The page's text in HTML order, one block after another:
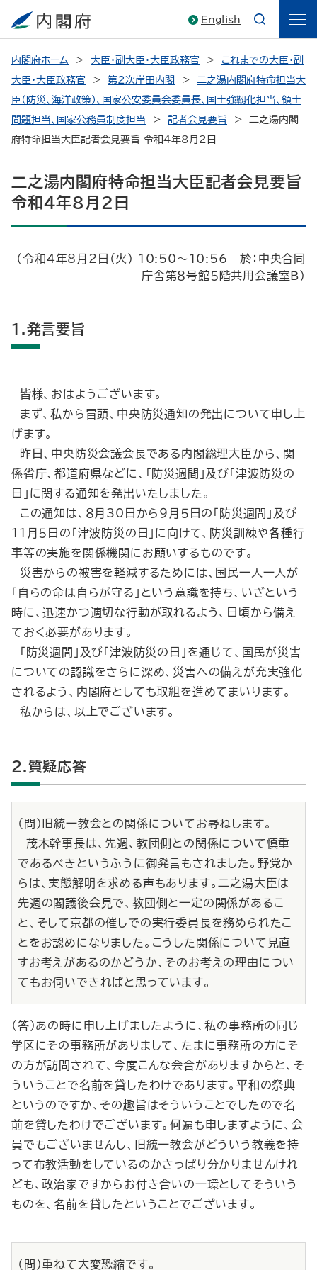
English
内閣府ホーム 大臣・副大臣・大臣政務官
これまでの大臣・副
大臣・大臣政務官
第2次岸田内閣
二之湯内閣府特命担当大
臣（防災、海洋政策）、国家公安委員会委員長、国土強靱化担当、領土
問題担当、国家公務員制度担当
記者会見要旨
二之湯内閣
府特命担当大臣記者会見要旨 令和4年8月2日
二之湯内閣府特命担当大臣記者会見要旨
令和4年8月2日
（令和4年8月2日（火） 10:50～10:56 於：中央合同
庁舎第８号館５階共用会議室Ｂ）
1.発言要旨
皆様、おはようございます。
まず、私から冒頭、中央防災通知の発出について申し上
げます。
昨日、中央防災会議会長である内閣総理大臣から、関
係省庁、都道府県などに、「防災週間」及び「津波防災の
日」に関する通知を発出いたしました。
この通知は、８月30日から９月５日の「防災週間」及び
11月５日の「津波防災の日」に向けて、防災訓練や各種行
事等の実施を関係機関にお願いするものです。
災害からの被害を軽減するためには、国民一人一人が
「自らの命は自らが守る」という意識を持ち、いざという
時に、迅速かつ適切な行動が取れるよう、日頃から備え
ておく必要があります。
「防災週間」及び「津波防災の日」を通じて、国民が災害
についての認識をさらに深め、災害への備えが充実強化
されるよう、内閣府としても取組を進めてまいります。
私からは、以上でございます。
2.質疑応答
（問）旧統一教会との関係についてお尋ねします。
茂木幹事長は、先週、教団側との関係について慎重
であるべきというふうに御発言もされました。野党か
らは、実態解明を求める声もあります。二之湯大臣は
先週の閣議後会見で、教団側と一定の関係があるこ
と、そして京都の催しでの実行委員長を務められたこ
とをお認めになりました。こうした関係について見直
すお考えがあるのかどうか、そのお考えの理由につい
てもお伺いできればと思っています。
（答）あの時に申し上げましたように、私の事務所の同じ
学区にその事務所がありまして、たまに事務所の方にそ
の方が訪問されて、今度こんな会合がありますからと、そ
ういうことで名前を貸したわけであります。平和の祭典
というのですか、その趣旨はそういうことでしたので名
前を貸したわけでございます。何遍も申しますように、会
員でもございませんし、旧統一教会がどういう教義を持
って布教活動をしているのかさっぱり分かりませんけれ
ども、政治家ですからお付き合いの一環としてそういう
ものを、名前を貸したということでございます。
（問）重ねて大変恐縮です。